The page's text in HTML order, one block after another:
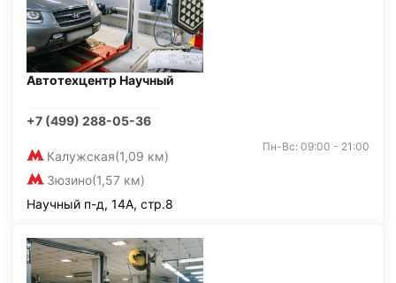
Автотехцентр Научный
+7 (499) 288-05-36
Калужская(1,09 км)
Зюзино(1,57 км)
Пн-Вс: 09:00 - 21:00
Научный п-д, 14А, стр.8